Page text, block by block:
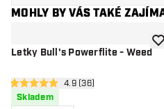
MOHLY BY VÁS TAKÉ
Letky Bull's Powerflite - Weed
otevřít panel recenzí
4.9 hodnoticí hvězdičky
4.9 (36)
Skladem